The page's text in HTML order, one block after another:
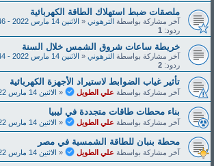
ملصقات ضبط استهلاك الطاقة الكهربائية
آخر مشاركة بواسطة الترهوني « الاثنين 14 مارس 2022 - 11:46
ردود: 1
خريطة ساعات شروق الشمس خلال السنة
آخر مشاركة بواسطة الترهوني « الاثنين 14 مارس 2022 - 11:44
ردود: 2
تأثير غياب الضوابط لاستيراد الأجهزة الكهربائية
آخر مشاركة بواسطة علي الطويل « الاثنين 14 مارس 2022 - 10:59
بناء محطات طاقات متجددة في ليبيا
آخر مشاركة بواسطة علي الطويل « الاثنين 14 مارس 2022 - 10:58
محطة بنبان للطاقة الشمسية في مصر
آخر مشاركة بواسطة علي الطويل « الاثنين 14 مارس 2022 - 10:56